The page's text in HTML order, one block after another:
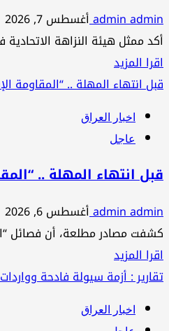
..
الفاسدون
في
هدنة
والصفقات
تعقد
في
الخضراء
يتغافل
ويتخاذل
..
admin adminأغسطس 7, 2026
أكد ممثل هيئة النزاهة
اقرا المزيداقرأ
المزيد
زيادة
ثروة
المسؤولين
من
20%
في
الأنبار
وعلي
الزيدي
قبل انتهاء المهلة .. “المقاومة
اخبار العراق
عاجل
قبل انتهاء المهلة ..
admin adminأغسطس 6, 2026
كشفت مصادر مطلعة، أن فصائل
اقرا المزيداقرأ
المزيد
قبل
تقارير : أزمة سيولة فادحة وواردات
اخبار العراق